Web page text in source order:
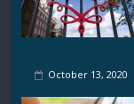
October 13, 2020